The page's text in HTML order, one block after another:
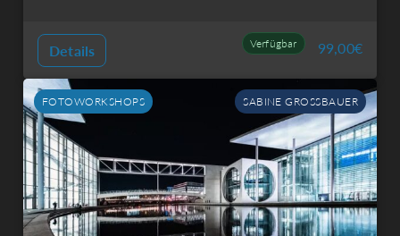
Details Verfügbar 99,00€
FOTOWORKSHOPS SABINE GROSSBAUER